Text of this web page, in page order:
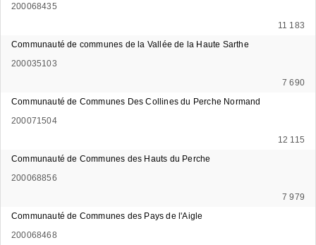
200068435
11 183
Communauté de communes de la Vallée de la Haute Sarthe
200035103
7 690
Communauté de Communes Des Collines du Perche Normand
200071504
12 115
Communauté de Communes des Hauts du Perche
200068856
7 979
Communauté de Communes des Pays de l'Aigle
200068468